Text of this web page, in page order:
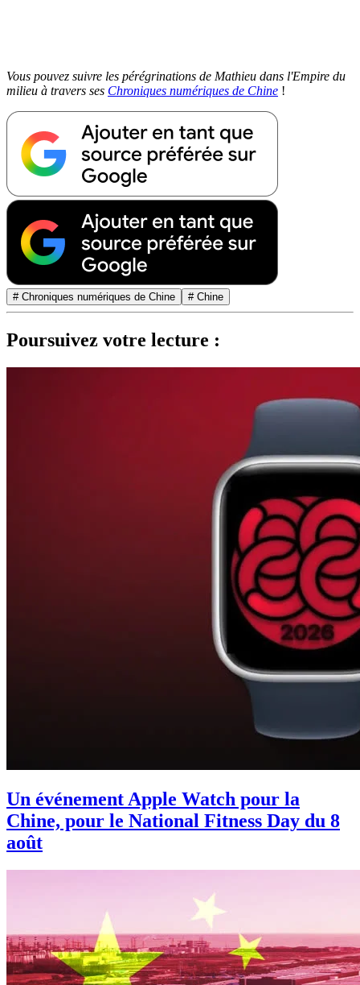
Vous pouvez suivre les pérégrinations de Mathieu dans l'Empire du
milieu à travers ses Chroniques numériques de Chine !
# Chroniques numériques de Chine # Chine
Poursuivez votre lecture :
Un événement Apple Watch pour la
Chine, pour le National Fitness Day du 8
août